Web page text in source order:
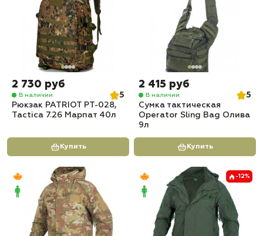
2 730 руб
В наличии
5
Рюкзак PATRIOT РТ-028,
Tactica 7.26 Марпат 40л
Купить
2 415 руб
В наличии
5
Сумка тактическая
Operator Sling Bag Олива
9л
Купить
-12%